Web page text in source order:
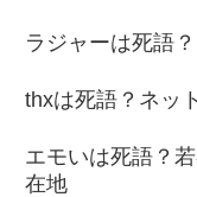
ラジャーは死語
thxは死語？ネッ
エモいは死語？
在地